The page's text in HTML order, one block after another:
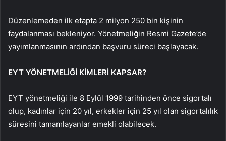
Düzenlemeden ilk etapta 2 milyon 250 bin kişinin
faydalanması bekleniyor. Yönetmeliğin Resmi Gazete’de
yayımlanmasının ardından başvuru süreci başlayacak.
EYT YÖNETMELİĞİ KİMLERİ KAPSAR?
EYT yönetmeliği ile 8 Eylül 1999 tarihinden önce sigortalı
olup, kadınlar için 20 yıl, erkekler için 25 yıl olan sigortalılık
süresini tamamlayanlar emekli olabilecek.